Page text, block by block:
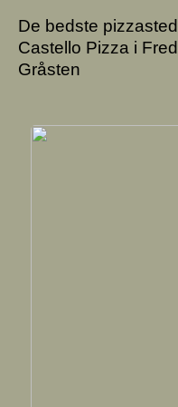
De bedste
Castello Pizza i
Gråsten